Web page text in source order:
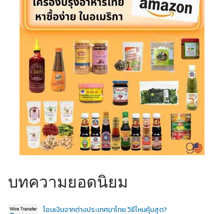
บทความยอดนิยม
โอนเงินจากต่างประเทศมาไทย วิธีไหนคุ้มสุด?